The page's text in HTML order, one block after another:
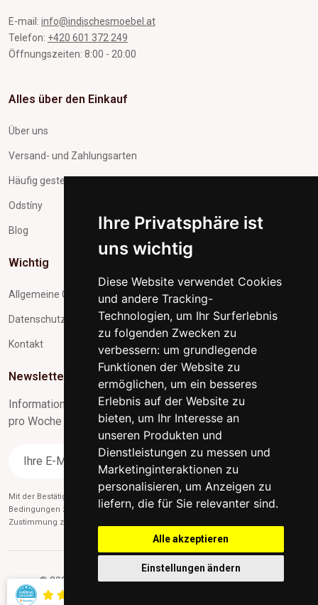
Ihre Privatsphäre ist
uns wichtig
Diese Website verwendet Cookies
und andere Tracking-
Technologien, um Ihr Surferlebnis
zu folgenden Zwecken zu
verbessern: um grundlegende
Funktionen der Website zu
ermöglichen, um ein besseres
Erlebnis auf der Website zu
bieten, um Ihr Interesse an
unseren Produkten und
Dienstleistungen zu messen und
Marketinginteraktionen zu
personalisieren, um Anzeigen zu
liefern, die für Sie relevanter sind.
Alle akzeptieren
Einstellungen ändern
E-mail: info@indischesmoebel.at
Telefon: +420 601 372 249
Öffnungszeiten: 8:00 - 20:00
Alles über den Einkauf
Über uns
Versand- und Zahlungsarten
Häufig gestellte Fragen
Odstíny
Blog
Wichtig
Allgemeine Geschäftsbedingungen
Datenschutz und Verarbeitung personenbezogener Daten
Kontakt
Newsletter-Abonnement
Informationen zu Neuigkeiten und nützliche Tipps max. 1x
pro Woche
Mit der Bestätigung des Abonnements stimmen Sie gleichzeitig unseren
Bedingungen zu
des Datenschutzesund gleichzeitig erteilen Sie uns die
Zustimmung zum Versand von Werbe-E-Mails.
© 2026 indischesmoebel.at - Alle Rechte vorbehalten.